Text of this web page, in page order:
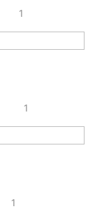
1
1
1